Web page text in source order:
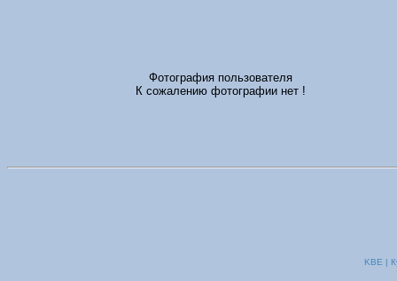
Фотография пользователя
К сожалению фотографии нет !
KBE |